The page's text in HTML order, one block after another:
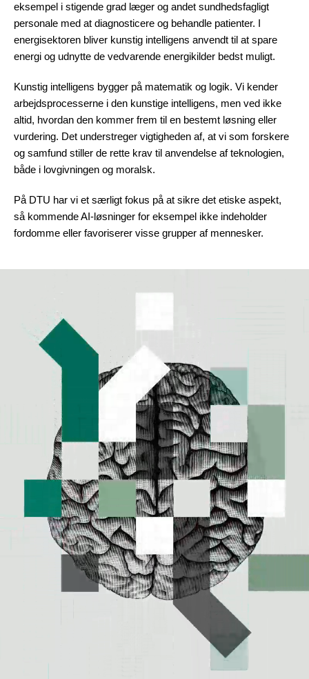
eksempel i stigende grad læger og andet sundhedsfagligt
personale med at diagnosticere og behandle patienter. I
energisektoren bliver kunstig intelligens anvendt til at spare
energi og udnytte de vedvarende energikilder bedst muligt.
Kunstig intelligens bygger på matematik og logik. Vi kender
arbejdsprocesserne i den kunstige intelligens, men ved ikke
altid, hvordan den kommer frem til en bestemt løsning eller
vurdering. Det understreger vigtigheden af, at vi som forskere
og samfund stiller de rette krav til anvendelse af teknologien,
både i lovgivningen og moralsk.
På DTU har vi et særligt fokus på at sikre det etiske aspekt,
så kommende AI-løsninger for eksempel ikke indeholder
fordomme eller favoriserer visse grupper af mennesker.